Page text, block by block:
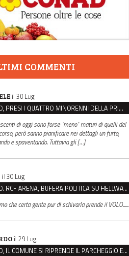
COMMENTI
il 30 Lug
REGGIO, PRESI I QUATTRO MINORENNI DELLA PRIMA RAPINA ALLA FARMACIA DI COVIOLO
di oggi sono forse "meno" maturi di quelli del
però sanno pianificare nei dettagli un furto,
e spaventando. Tuttavia gli […]
il 30 Lug
REGGIO. RCF ARENA, BUFERA POLITICA SU HELLWATT FESTIVAL
che certa gente pur di schivarla prende il VOLO......
il 29 Lug
REGGIO, IL COMUNE SI RIPRENDE IL PARCHEGGIO EX CASERMA ZUCCHI PER 4,6 MILIONI